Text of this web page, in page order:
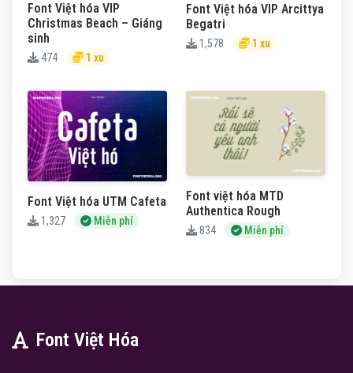
Font Việt hóa VIP
Christmas Beach – Giáng
sinh
474 1 xu
Font Việt hóa VIP Arcittya
Begatri
1,578 1 xu
Font Việt hóa UTM Cafeta
1,327 Miễn phí
Font việt hóa MTD
Authentica Rough
834 Miễn phí
Font Việt Hóa